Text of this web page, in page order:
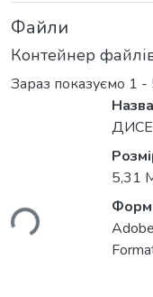
Файли
Контейнер
Зараз показуємо 1 -
Вантажиться...
5,31